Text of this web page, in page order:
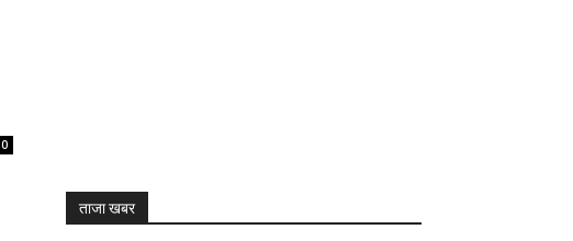
0
ताजा खबर